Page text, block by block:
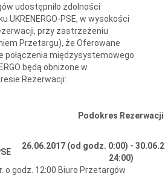
udostępniło zdolności
UKRENERGO-PSE, w wysokości
przy zastrzeżeniu
Przetargu), że Oferowane
połączenia międzysystemowego
będą obniżone w
Rezerwacji:
Podokres Rezerwacji
26.06.2017 (od godz. 0:00) -
24:00)
o godz. 12:00 Biuro Przetargów